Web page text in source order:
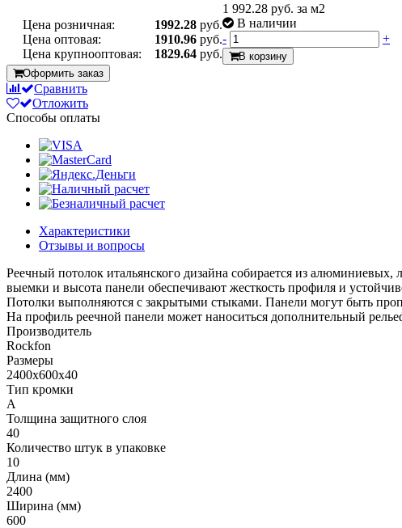
Цена розничная: 1992.28 руб.
Цена оптовая:
1910.96 руб.
Цена крупнооптовая:
1829.64 руб.
1 992.28 руб. за м2
В наличии
-
+
В корзину
Оформить заказ
Сравнить
Отложить
Способы оплаты
Характеристики
Отзывы и вопросы
Реечный потолок итальянского дизайна собирается из
выемки и высота панели обеспечивают жесткость профиля и
Потолки выполняются с закрытыми стыками. Панели могут быть
На профиль реечной панели может наноситься дополнительный
Производитель
Rockfon
Размеры
2400x600x40
Тип кромки
A
Толщина защитного слоя
40
Количество штук в упаковке
10
Длина (мм)
2400
Ширина (мм)
600